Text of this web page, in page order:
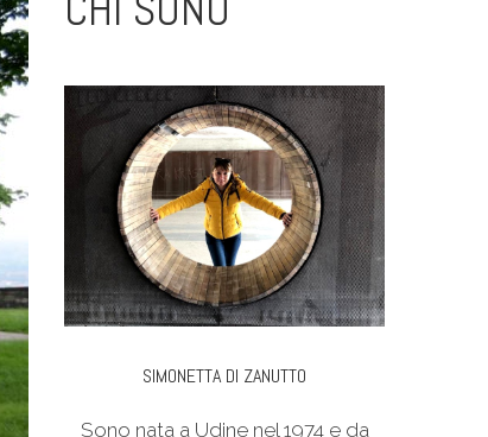
SIMONETTA DI ZANUTTO
Sono nata a Udine nel 1974 e da